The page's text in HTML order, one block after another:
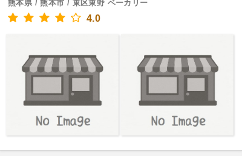
熊本県 / 熊本市 / 東区東野 ベーカリー
4.0